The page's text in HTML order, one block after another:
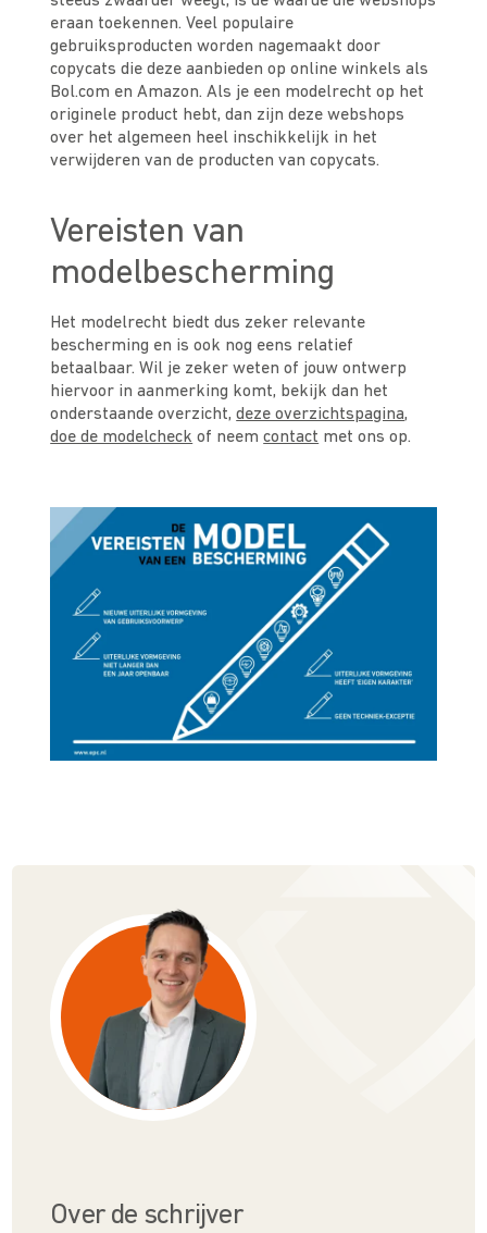
eraan toekennen. Veel populaire
gebruiksproducten worden nagemaakt door
copycats die deze aanbieden op online winkels als
Bol.com en Amazon. Als je een modelrecht op het
originele product hebt, dan zijn deze webshops
over het algemeen heel inschikkelijk in het
verwijderen van de producten van copycats.
Vereisten van
modelbescherming
Het modelrecht biedt dus zeker relevante
bescherming en is ook nog eens relatief
betaalbaar. Wil je zeker weten of jouw ontwerp
hiervoor in aanmerking komt, bekijk dan het
onderstaande overzicht,deze overzichtspagina,
doe de modelcheck of neemcontact met ons op.
Over de schrijver